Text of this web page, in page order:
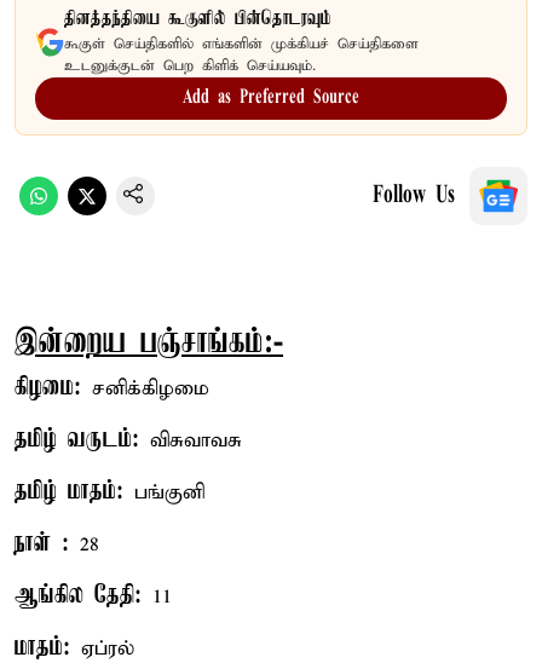
தினத்தந்தியை கூகுளில் பின்தொடரவும்
கூகுள் செய்திகளில் எங்களின் முக்கியச் செய்திகளை
உடனுக்குடன் பெற கிளிக் செய்யவும்.
Add as Preferred Source
Follow Us
இன்றைய பஞ்சாங்கம்:-
கிழமை: சனிக்கிழமை
தமிழ் வருடம்: விசுவாவசு
தமிழ் மாதம்: பங்குனி
நாள் : 28
ஆங்கில தேதி: 11
மாதம்: ஏப்ரல்